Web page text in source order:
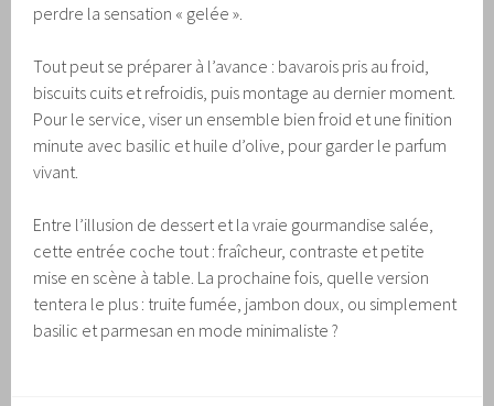
perdre la sensation « gelée ».
Tout peut se préparer à l’avance : bavarois pris au froid,
biscuits cuits et refroidis, puis montage au dernier moment.
Pour le service, viser un ensemble bien froid et une finition
minute avec basilic et huile d’olive, pour garder le parfum
vivant.
Entre l’illusion de dessert et la vraie gourmandise salée,
cette entrée coche tout : fraîcheur, contraste et petite
mise en scène à table. La prochaine fois, quelle version
tentera le plus : truite fumée, jambon doux, ou simplement
basilic et parmesan en mode minimaliste ?